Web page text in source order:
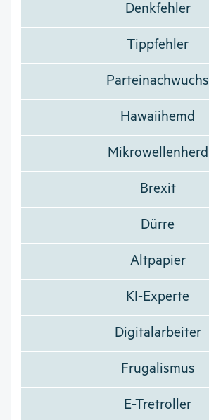
Denkfehler
Tippfehler
Parteinachwuchs
Hawaiihemd
Mikrowellenherd
Brexit
Dürre
Altpapier
KI-Experte
Digitalarbeiter
Frugalismus
E-Tretroller